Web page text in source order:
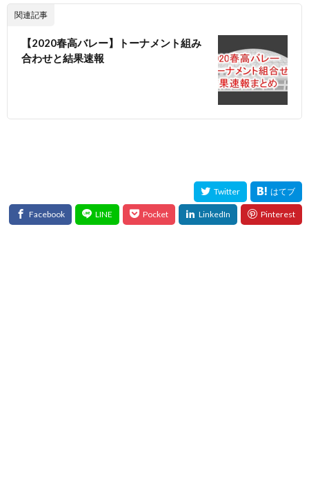
関連記事
【2020春高バレー】トーナメント組み
合わせと結果速報